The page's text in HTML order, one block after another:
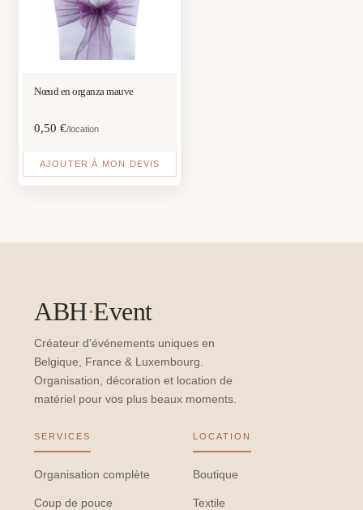
Nœud en organza mauve
0,50€/location
AJOUTER À MON DEVIS
ABH·Event
Créateur d'événements uniques en
Belgique, France & Luxembourg.
Organisation, décoration et location de
matériel pour vos plus beaux moments.
SERVICES
Organisation complète
Coup de pouce
LOCATION
Boutique
Textile